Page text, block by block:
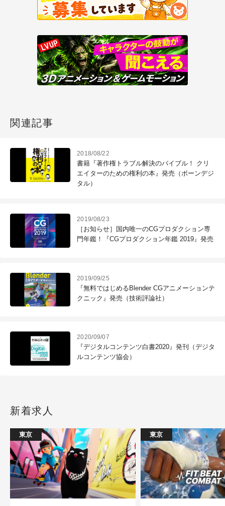
関連記事
2018/08/22
書籍『著作権トラブル解決のバイブル！ クリ
エイターのための権利の本』発売（ボーンデジ
タル）
2019/08/23
［お知らせ］国内唯一のCGプロダクション専
門年鑑！『CGプロダクション年鑑 2019』発売
2019/09/25
『無料ではじめるBlender CGアニメーションテ
クニック』発売（技術評論社）
2020/09/07
『デジタルコンテンツ白書2020』発刊（デジタ
ルコンテンツ協会）
新着求人
東京 東京